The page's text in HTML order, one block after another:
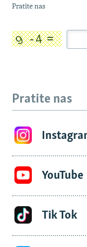
Pratite nas
Pratite nas
YouTube
Tik Tok